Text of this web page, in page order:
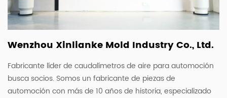
Wenzhou Xinlianke Mold Industry Co., Ltd.
Fabricante líder de caudalímetros de aire para automoción
busca socios. Somos un fabricante de piezas de
automoción con más de 10 años de historia, especializado